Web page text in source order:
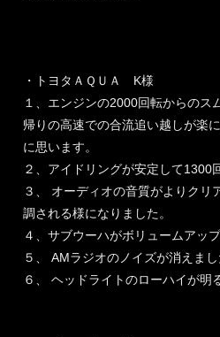
・トヨタＡＱＵＡ K様
１、エンジンの2000回転からのス
帰りの高速での合流追い越しが楽
に思います。
２、アイドリングが安定して1300
３、 オーディオの音質がよりクリ
調される様になりました。
４、サブウーハがボリュームアップ
５、 AMラジオのノイズが消えまし
６、 ヘッドライトのローハイが明